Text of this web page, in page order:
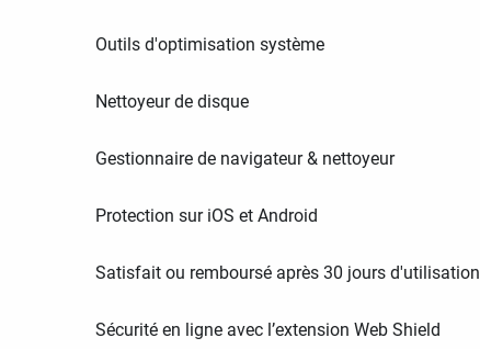
Outils d'optimisation système
Nettoyeur de disque
Gestionnaire de navigateur & nettoyeur
Protection sur iOS et Android
Satisfait ou remboursé après 30 jours d'utilisation
Sécurité en ligne avec l’extension Web Shield